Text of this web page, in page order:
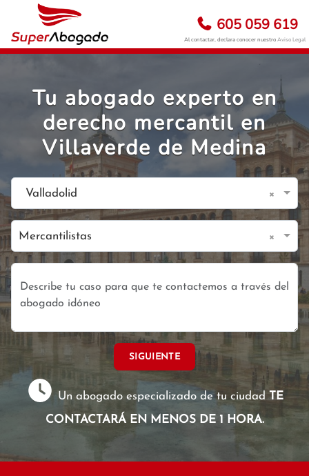
605 059 619
Al contactar, declara conocer nuestroAviso Legal
Tu abogado experto en
derecho mercantil en
Villaverde de Medina
Valladolid ×
Mercantilistas ×
SIGUIENTE
Un abogado especializado de tu ciudadTE
CONTACTARÁ EN MENOS DE 1 HORA.